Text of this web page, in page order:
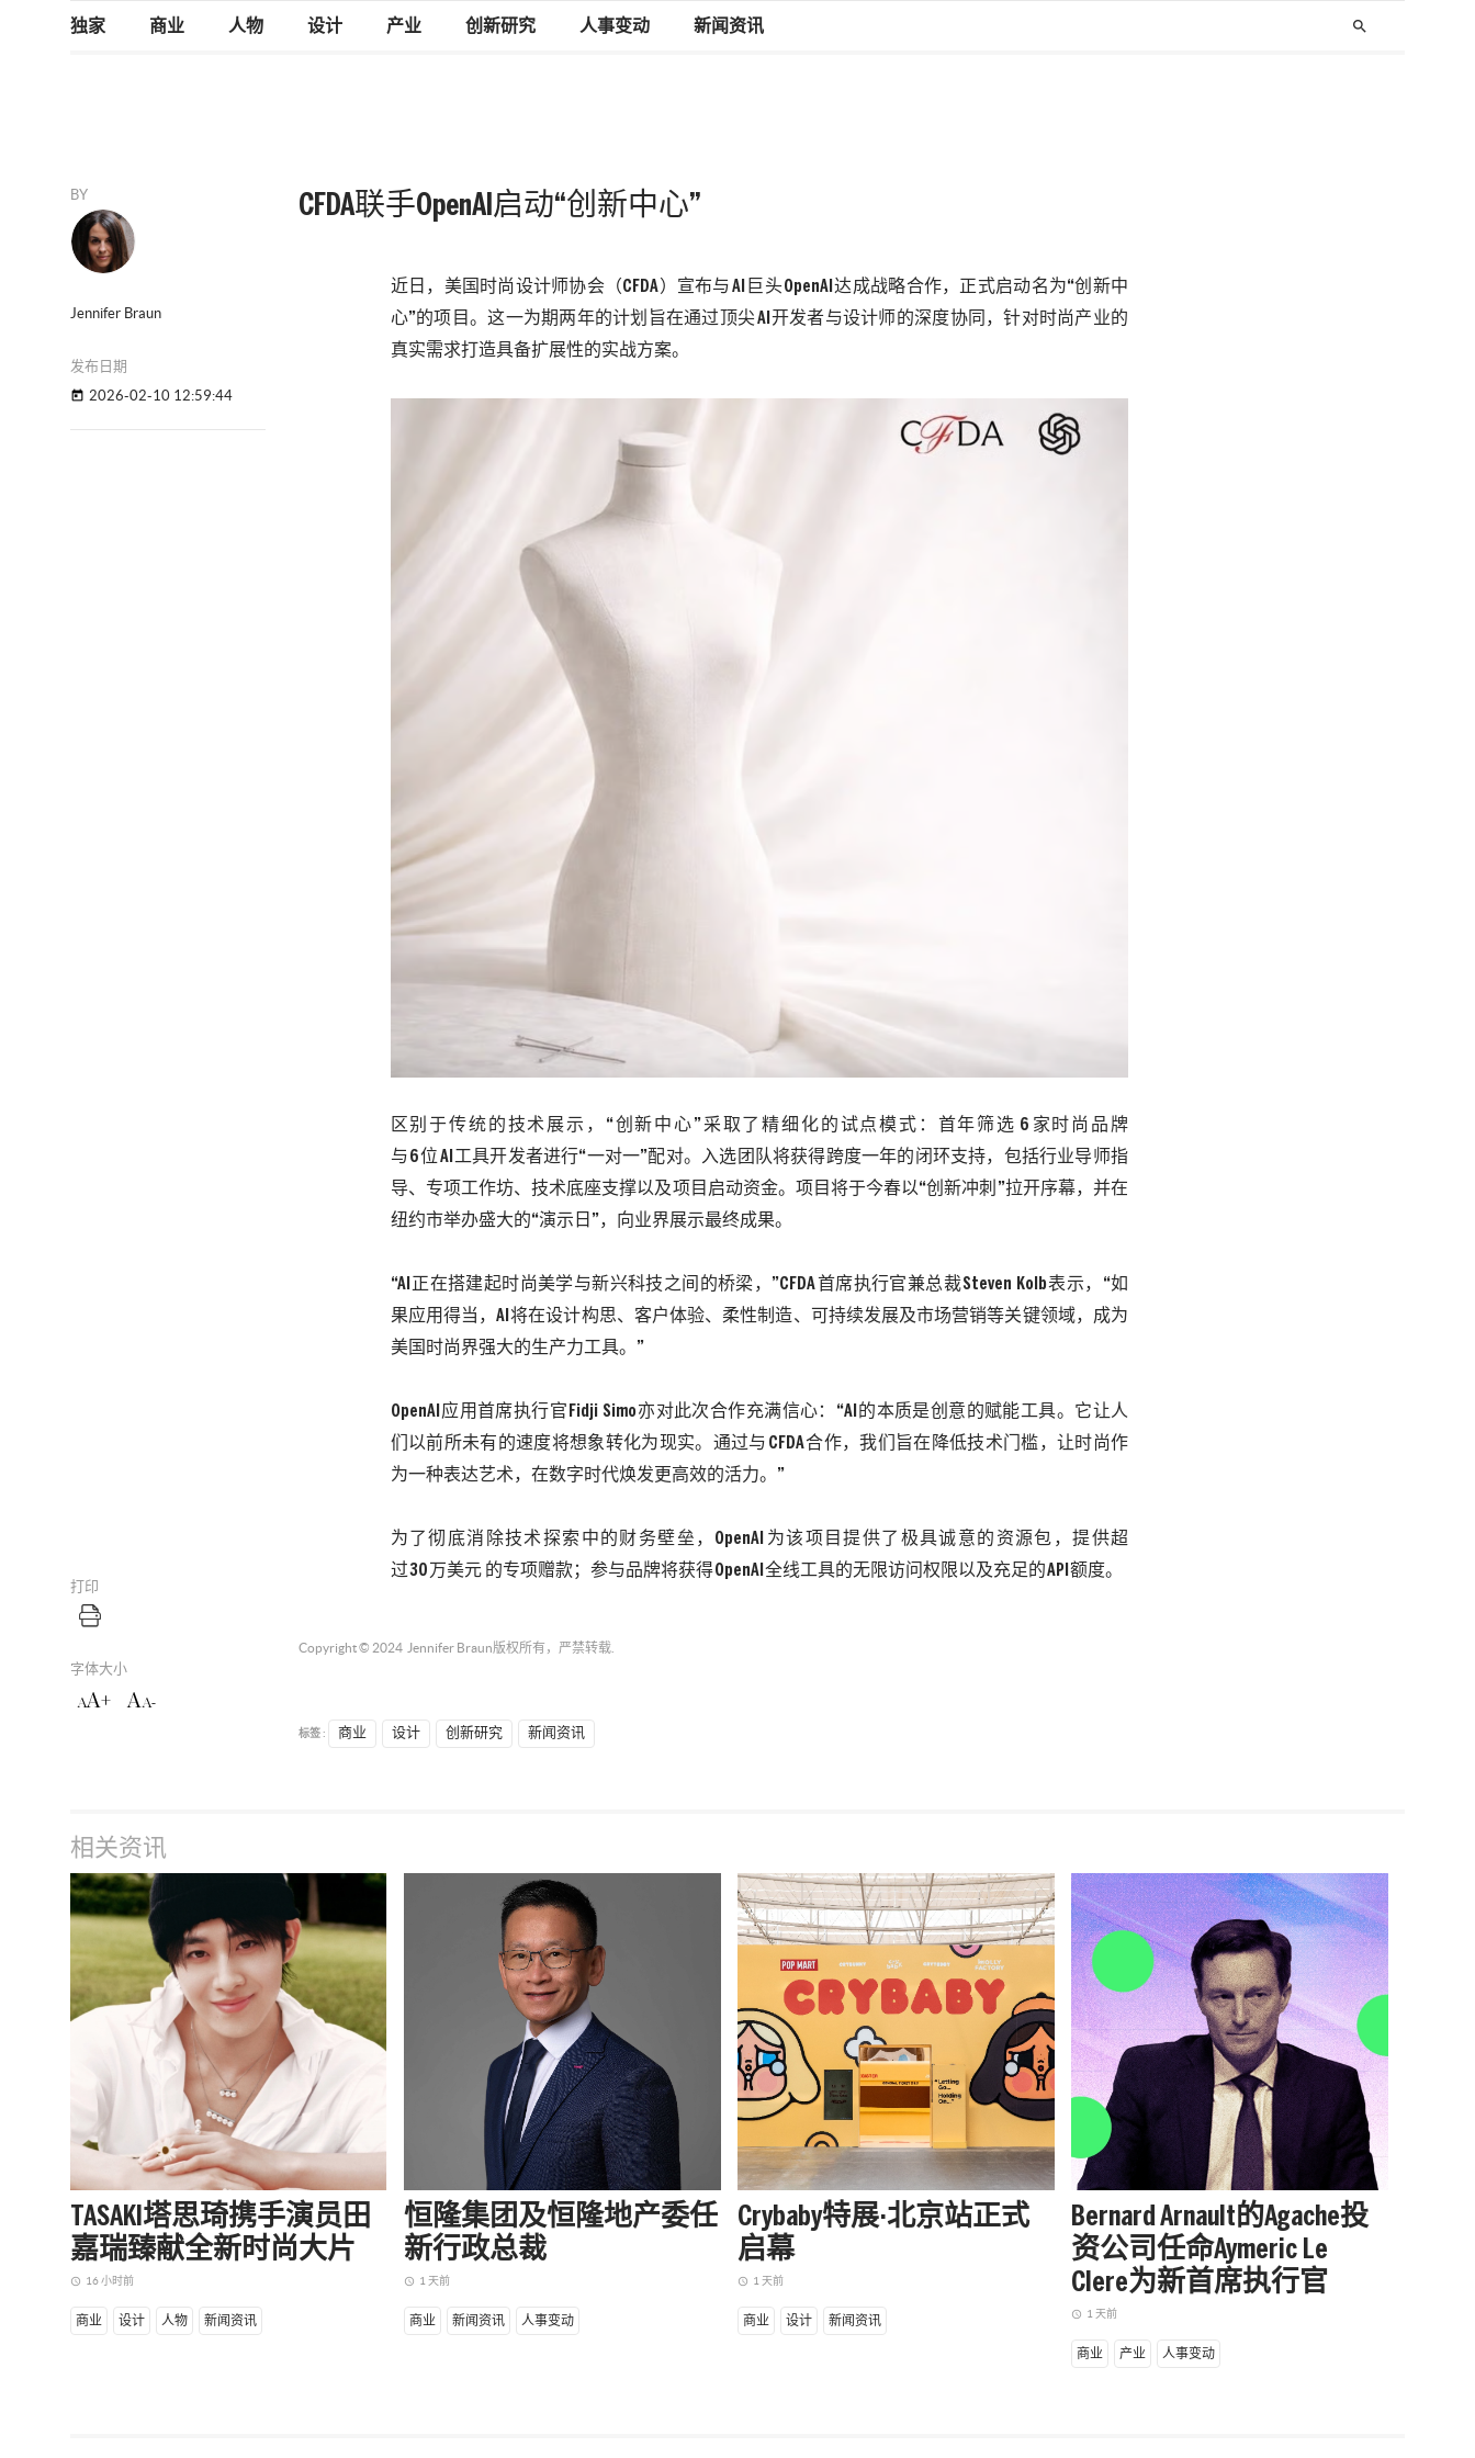
独家 商业 人物 设计 产业 创新研究 人事变动 新闻资讯 search
BY
Jennifer Braun
发布日期
today 2026-02-10 12:59:44
打印
字体大小
AA+ AA-
CFDA联手OpenAI启动“创新中心”
近日， 美国时尚设计师协会（ CFDA ）宣布与AI 巨头OpenAI达成战略合作，正式启动名为“创新中
心”的项目。这一为期两年的计划旨在通过顶尖AI 开发者与设计师的深度协同，针对时尚产业的
真实需求打造具备扩展性的实战方案。
区别于传统的技术展示， “创新中心”采取了精细化的试点模式：首年筛选 6 家时尚品牌
与 6位 AI 工具开发者进行“一对一”配对。入选团队将获得跨度一年的闭环支持，包括行业导师指
导、专项工作坊、技术底座支撑以及项目启动资金。项目将于今春以“创新冲刺”拉开序幕，并在
纽约市举办盛大的“演示日”，向业界展示最终成果。
“AI 正在搭建起时尚美学与新兴科技之间的桥梁，”CFDA 首席执行官兼总裁Steven Kolb表示，“如
果应用得当，AI将在设计构思、客户体验、柔性制造、可持续发展及市场营销等关键领域，成为
美国时尚界强大的生产力工具。”
OpenAI 应用首席执行官 Fidji Simo亦对此次合作充满信心：“AI 的本质是创意的赋能工具。它让人
们以前所未有的速度将想象转化为现实。通过与 CFDA合作，我们旨在降低技术门槛，让时尚作
为一种表达艺术，在数字时代焕发更高效的活力。”
为了彻底消除技术探索中的财务壁垒， OpenAI 为该项目提供了极具诚意的资源包 ，提供超
过30 万美元 的专项赠款 ； 参与品牌将获得OpenAI 全线工具的无限访问权限以及充足的API 额度。
Copyright © 2024 Jennifer Braun 版权所有，严禁转载.
标签 : 商业 设计 创新研究 新闻资讯
相关资讯
TASAKI塔思琦携手演员田
嘉瑞臻献全新时尚大片
access_time 16 小时前
商业 设计 人物 新闻资讯
恒隆集团及恒隆地产委任
新行政总裁
access_time 1 天前
商业 新闻资讯 人事变动
Crybaby特展·北京站正式
启幕
access_time 1 天前
商业 设计 新闻资讯
Bernard Arnault的Agache投
资公司任命Aymeric Le
Clere为新首席执行官
access_time 1 天前
商业 产业 人事变动